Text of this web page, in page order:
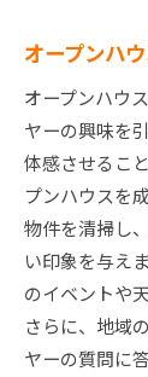
オープンハ
オープンハウ
ヤーの興味を
体感させるこ
プンハウスを
物件を清掃し
い印象を与え
のイベントや
さらに、地域
ヤーの質問に